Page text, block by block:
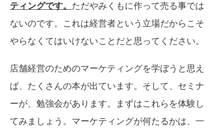
ティングです。 ただやみくもに作って売る事では
ないのです。これは経営者という立場だからこそ
やらなくてはいけないことだと思ってください。
店舗経営のためのマーケティングを学ぼうと思え
ば、たくさんの本が出ています。そして、セミナ
ーが、勉強会があります。まずはこれらを体験し
てみましょう。マーケティングが何たるかは、一